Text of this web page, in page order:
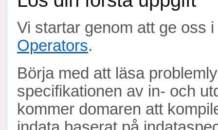
Vi startar genom att ge oss
Operators.
Börja med att läsa
specifikationen av in- och
kommer domaren att